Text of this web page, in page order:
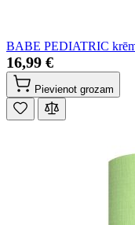
BABE PEDIATRIC
16,99 €
Pievienot grozam